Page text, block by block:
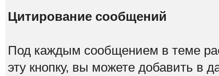
Цитирование сообщений
Под каждым сообщением в теме
эту кнопку, вы можете добавить в